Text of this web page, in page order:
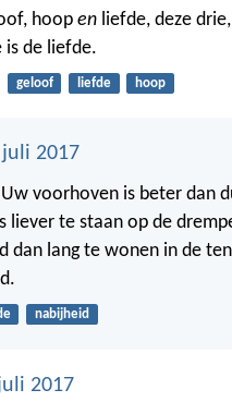
hoop en liefde, deze drie,
is de liefde.
geloof liefde hoop
2017
voorhoven is beter dan
liever te staan op de
dan lang te wonen in de
nabijheid
2017